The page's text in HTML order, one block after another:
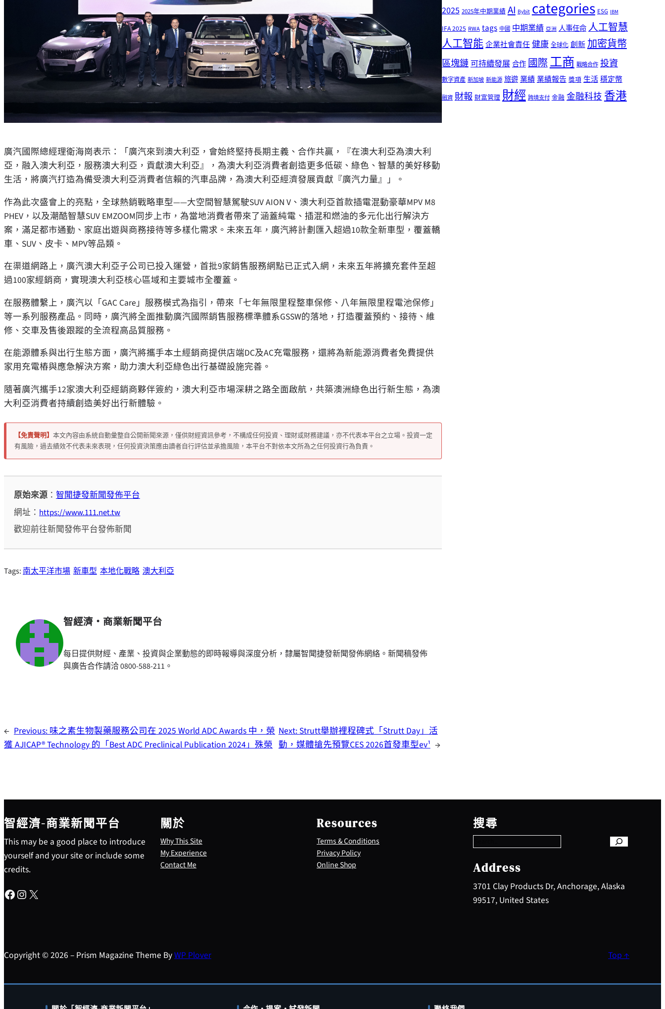
廣汽國際總經理衛海崗表示： 「廣汽來到澳大利亞，會始終堅持長期主義、合作共贏， 『在澳大利亞為澳大利
亞，融入澳大利亞，服務澳大利亞，貢獻澳大利亞』
，為澳大利亞消費者創造更多低碳、綠色、智慧的美好移動
生活，將廣汽打造為備受澳大利亞消費者信賴的汽車品牌，為澳大利亞經濟發展貢獻 『廣汽力量』」
。
作為此次盛會上的亮點，全球熱銷戰略車型——大空間智慧駕駛SUV AION V 、澳大利亞首款插電混動豪華MPV M8
PHEV ，以及潮酷智慧SUV EMZOOM同步上市，為當地消費者帶來了涵蓋純電、插混和燃油的多元化出行解決方
案，滿足都市通勤、家庭出遊與商務接待等多樣化需求。未來五年，廣汽將計劃匯入超過10款全新車型，覆蓋轎
車、 SUV 、皮卡、 MPV等品類。
在渠道網路上，廣汽澳大利亞子公司已投入運營，首批9家銷售服務網點已正式入網，未來五年將擴充套件至超
過100家經銷商，實現澳大利亞核心區域和主要城市全覆蓋。
在服務體繫上，廣汽以 「GAC Care」 服務模式為指引，帶來 「七年無限里程整車保修、八年無限里程電池保修」
等一系列服務產品。同時，廣汽將全面推動廣汽國際銷售服務標準體系GSSW的落地，打造覆蓋預約、接待、維
修、交車及售後跟蹤的全流程高品質服務。
在能源體系與出行生態方面，廣汽將攜手本土經銷商提供店端DC及AC充電服務，還將為新能源消費者免費提供
家用充電樁與應急解決方案，助力澳大利亞綠色出行基礎設施完善。
隨著廣汽攜手12家澳大利亞經銷商夥伴簽約，澳大利亞市場深耕之路全面啟航，共築澳洲綠色出行新生態，為澳
大利亞消費者持續創造美好出行新體驗。
【免責聲明】 本文內容由系統自動彙整自公開新聞來源，僅供財經資訊參考，不構成任何投資、理財或財務建議，亦不代表本平台之立場。投資一定
有風險，過去績效不代表未來表現，任何投資決策應由讀者自行評估並承擔風險，本平台不對依本文所為之任何投資行為負責。
原始來源 ：智聞捷發新聞發佈平台
網址： https://www.111.net.tw
歡迎前往新聞發佈平台發佈新聞
Tags: 南太平洋市場 新車型 本地化戰略 澳大利亞
智經濟・商業新聞平台
每日提供財經、產業、投資與企業動態的即時報導與深度分析，隸屬智聞捷發新聞發佈網絡。新聞稿發佈
與廣告合作請洽 0800-588-211。
← Previous: 味之素生物製藥服務公司在 2025 World ADC Awards 中，榮
獲 AJICAP® Technology 的「Best ADC Preclinical Publication 2024」殊榮
Next: Strutt舉辦裡程碑式「Strutt Day」活
動，媒體搶先預覽CES 2026首發車型ev¹ →
2025 2025年中期業績 AI Bybit categories ESG IBM
IFA 2025 RWA tags 中國 中期業績 亞洲 人事任命人工智慧
人工智能企業社會責任健康 全球化 創新 加密貨幣
區塊鏈可持續發展合作國際工商 戰略合作 投資
數字資產 新加坡 新能源 旅遊業績業績報告 獎項 生活穩定幣
融資 財報 財富管理 財經 跨境支付 金融 金融科技香港
智經濟-商業新聞平台
This may be a good place to introduce
yourself and your site or include some
credits.
Facebook Instagram X
關於
Why This Site
My Experience
Contact Me
Resources
Terms & Conditions
Privacy Policy
Online Shop
搜尋
e
a
c
h
Address
3701 Clay Products Dr, Anchorage, Alaska
99517, United States
Copyright © 2026 – Prism Magazine Theme ByWP Plover Top ↑